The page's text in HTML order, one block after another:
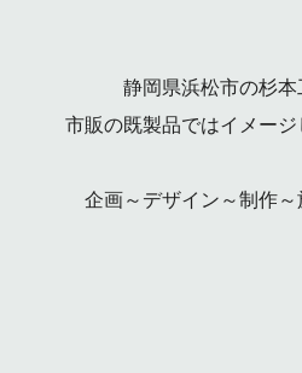
静岡県浜松市の杉本
市販の既製品ではイメー
企画～デザイン～制作